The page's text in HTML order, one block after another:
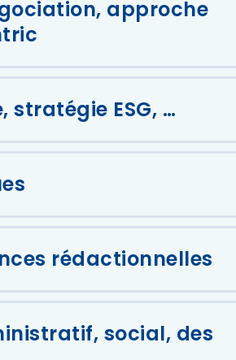
approche
stratégie ESG, …
rédactionnelles
social, des